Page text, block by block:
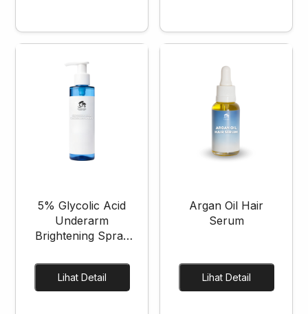
5% Glycolic Acid
Underarm
Brightening Spray
Lihat Detail
Argan Oil Hair
Serum
Lihat Detail